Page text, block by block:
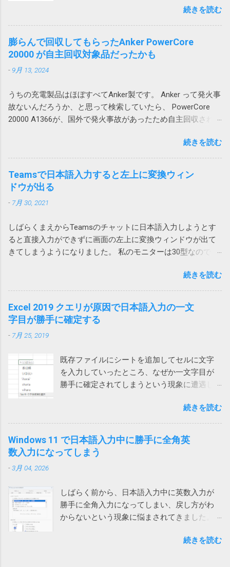
追加するのではなく、シートに対して行全
エラーは発生しません。 この場合、人間が手
動で追加する場合はいいのですが、VBAを使っ
やっかいです。 一つのシートにテーブルを複
数追加する場合は、このような問題が起こら
ないようにレイアウトを考える必要がありま
は、列が少ないテーブルを下に配置すること
ため問題ありません。 そういうレイアウトに
アカウントでもサインイン可能だったので、
試しにそちらでログインしたところ、文字化
けしませんでした。 どうやらWindowsのユー
ザープロファイル依存の問題のようです。 残
がありそうです。 調査しながら、そういえ
ば、以前から同様の問題が発生していたこと
を思い出しました。その時は、ファイルを添
付してOutlook のWeb版で開くと問題ないので
とりあえずいいかとなった気がします。 ロー
生しないことを祈ります。 原因はAdobe
つのアドインをオフにしたところ、改善しま
した。 Adobe Acrobat のアドインはろくなこ
とをしません。 解除の仕方は次のページをご
Outlookがプロパティの変更を通知 アドインで
という連絡があったので、再度アドインをオ
フにしてみましたが、今回は解決しませんで
形式で保存され、文字化けしなくなりま...
なって来るのがダウンロードしたファイルの
処理です。例えば口座明細ファイルを保存す
るとか請求書を印刷するとかです。 ダウンロ
ードされたファイル名がわかっているのであ
れば簡単ですが、実際には毎回違うなんだか
ります。 ファイル名が確定しなければアクシ
ョンで指定してみようがないので困ります。
今回はそういうファイルの処理方法について
ると拡大できます。 ダウンロードアクション
を使用する Power Automate Desktopにはその
ものズバリの「Webからダウンロードします」
行するとエラーが発生し「Chrome を使用した
ファイルのダウンロードはサポートされてい
ません。オートメーション ブラウザーの使用
を検討してください」と言われてしまいま
す。 そうなんだ、では、とEdgeやIE（Internet
の起動モードの一つでした。 それではと、オ
ートメーションブラウザーを使ってみるとオ
ました。 また、IEのサポート終了が来年2022
年6月に迫っているというのもひっかかりま
す。 ダウンロードフォルダーを空にする では
はダウンロードする前にダウンロードフォル
ル名がわからないファイルをコピーする方法
いやこれ、私なんかはダウンロードフォルダ
プのファイルが全部消えてしまいます。 ブラ
ウザのダウンロードフォルダーを一時的に作
ったフォルダーに変更して元に戻すなんて言...
続きを読む
膨らんで回収してもらったAnker PowerCore
20000 が自主回収対象品だったかも
- 9月 13, 2024
うちの充電製品はほぼすべてAnker製です。 Anker って発火事
故ないんだろうか、と思って検索していたら、 PowerCore
20000 A1366が、国外で発火事故があったため自主回収されて
関するお詫びと回収のお知らせ | アンカー・ジャパン
(ankerjapan.com) そして、うちで使っていたのも PowerCore
20000 でした！？ キャンプ用にAnker PowerCore Essential
20000を購入 これ。姪にあげようと思ったら膨らんでいたの
で Anker Store 東京ミッドタウン八重洲に回収してもらいまし
た。 現在Amazonで販売されている PowerCore 20000 は
https://amzn.asia/d/hkiQ5Y2 果たして、うちで使っていたアレ
が回収対象だったのかどうか… Amazonから購入しているの
で、回収対象だったらメールが来ていたと思いたいです。
続きを読む
Teamsで日本語入力すると左上に変換ウィン
ドウが出る
- 7月 30, 2021
しばらくまえからTeamsのチャットに日本語入力しようとす
ると直接入力ができずに画面の左上に変換ウィンドウが出て
きてしまうようになりました。 私のモニターは30型なので
い。 使っているうちに直るときもあるけれどしばしば発生し
てイラッとしていました。 そうこうするうちに職場内からも
問い合わせがあったのでMicrosoftに問い合わせてみました。
その結果、Microsoftでも現象を再現することができ、Teams
とIMEの問題であり、修正が必要だと認識しているけれど時期
は未定という事でした。 回避策としては、どれでもいいから
になるという事でした。 他のウィンドウ（ブラウザや他のア
プリ）をクリックしてからTeamsに戻って日本語入力すると
確かに直接入力できるようになりました。（デスクトップを
クリックしても解消しました） 一回解消すれば、Teamsを再
起動するまでは問題は再現しないようです。普通は再起動し
ないので一日一回クリックすれば回避できるということにな
ります。 ひと手間かかるとはいえ、手軽に確実に回避できる
ようになったのは嬉しいです。
続きを読む
Excel 2019 クエリが原因で日本語入力の一文
字目が勝手に確定する
- 7月 25, 2019
既存ファイルにシートを追加してセルに文字
を入力していったところ、なぜか一文字目が
勝手に確定されてしまうという現象に遭遇し
に、例えば「支払い」と入力しようとする
と、shiharaiのsを入れた時点で確定されてしま
い、「s いはらい 」のようになってしまいま
す。 消しては入力やり直しなので異常に入力
しづらい。大量に入力する必要がある方は絶
存の問題らしいということがわかりました。
新しいファイルを作って、問題のファイルに
あるシートを一つずつ移動していったとこ
ァイルでも発生することがわかりました。 そ
続きを読む
Windows 11 で日本語入力中に勝手に全角英
数入力になってしまう
-3月 04, 2026
しばらく前から、日本語入力中に英数入力が
勝手に全角入力になってしまい、戻し方がわ
からないという現象に悩まされてきました。
方法がわかりました。 windows11でIMEが勝手
続きを読む